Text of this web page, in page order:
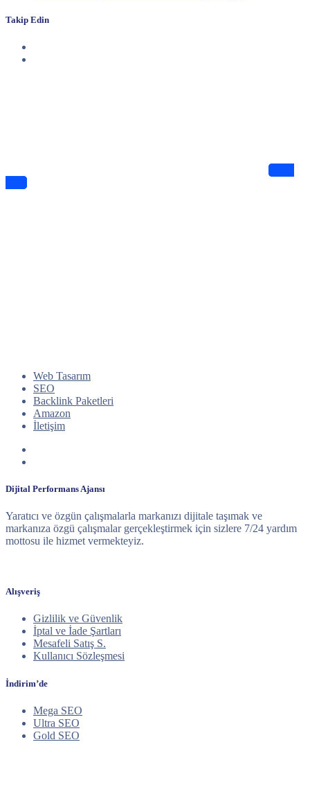
Takip Edin
Web Tasarım
SEO
Backlink Paketleri
Amazon
İletişim
Dijital Performans Ajansı
Yaratıcı ve özgün çalışmalarla markanızı dijitale taşımak ve
markanıza özgü çalışmalar gerçekleştirmek için sizlere 7/24 yardım
mottosu ile hizmet vermekteyiz.
Alışveriş
Gizlilik ve Güvenlik
İptal ve İade Şartları
Mesafeli Satış S.
Kullanıcı Sözleşmesi
İndirim’de
Mega SEO
Ultra SEO
Gold SEO